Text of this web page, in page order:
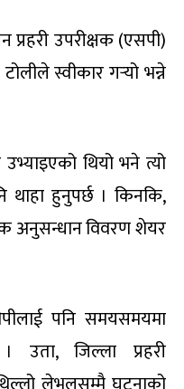
प्रहरी उपरीक्षक (एसपी)
स्वीकार गर्‍यो भन्ने
उभ्याइएको थियो भने त्यो
थाहा हुनुपर्छ । किनकि,
अनुसन्धान विवरण शेयर
पनि समयसमयमा
उता, जिल्ला प्रहरी